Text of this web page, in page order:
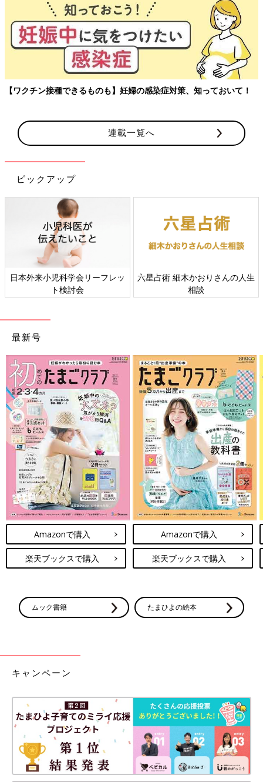
玉川大学教育学部教授、大豆生田先生に子どもたちの保育園でのリ
アルを聞く連載。
連載一覧へ
ピックアップ
すべての赤ちゃんや家族にとっ
て、よりよい社会・環境となる
赤ちゃんの肌トラブル、アレル
ギーについて
最新号
Amazonで購入
楽天ブックスで購入
Amazonで購入
楽天ブックスで購入
ムック書籍 たまひよの絵本
キャンペーン